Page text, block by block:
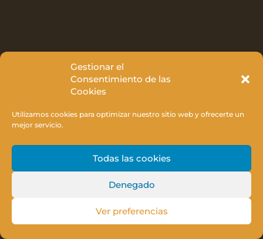
Gestionar el
Consentimiento de las
Cookies
Utilizamos cookies para optimizar nuestro sitio web y ofrecerte un
mejor servicio.
Todas las cookies
Denegado
Ver preferencias